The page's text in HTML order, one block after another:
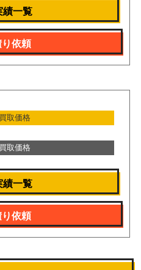
績一覧
り依頼
取価格
取価格
績一覧
り依頼